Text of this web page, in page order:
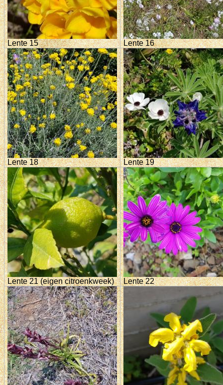
Lente 15 Lente 16
Lente 18 Lente 19
Lente 21 (eigen citroenkweek) Lente 22